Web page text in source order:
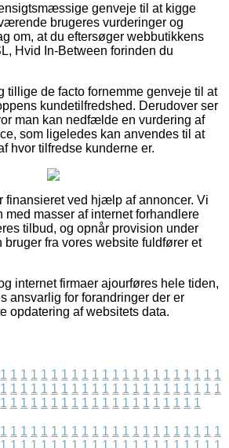
genveje til at kigge
brugeres vurderinger og
om, at du eftersøger webbutikkens
Hvid In-Between forinden du
tillige de facto fornemme genveje til at
kundetilfredshed. Derudover ser
man kan nedfælde en vurdering af
som ligeledes kan anvendes til at
hvor tilfredse kunderne er.
finansieret ved hjælp af annoncer. Vi
masser af internet forhandlere
tilbud, og opnår provision under
fra vores website fuldfører et
internet firmaer ajourføres hele tiden,
ansvarlig for forandringer der er
opdatering af websitets data.
1 1 1 1 1 1 1 1 1 1 1 1 1 1 1 1 1 1 1 1 1 1
1 1 1 1 1 1 1 1 1 1 1 1 1 1 1 1 1 1 1 1 1 1
1 1 1 1 1 1 1 1 1 1 1 1 1 1 1 1 1 1 1 1
1 1 1 1 1 1 1 1 1 1 1 1 1 1 1 1 1 1 1 1 1 1
1 1 1 1 1 1 1 1 1 1 1 1 1 1 1 1 1 1 1 1 1 1